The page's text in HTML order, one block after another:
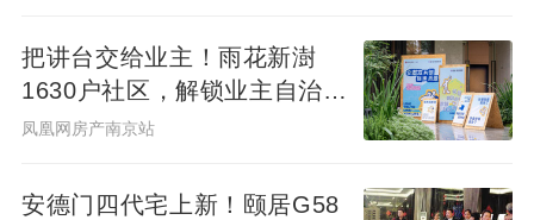
把讲台交给业主！雨花新澍
1630户社区，解锁业主自治社
群新样本
凤凰网房产南京站
安德门四代宅上新！颐居G58